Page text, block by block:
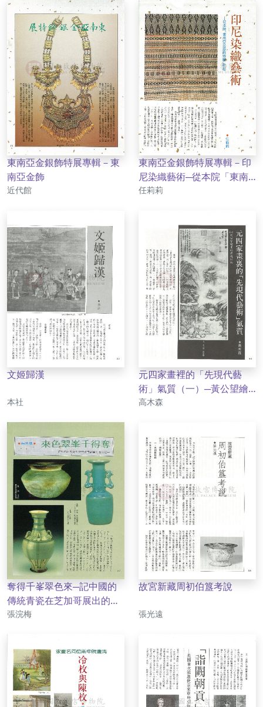
東南亞金銀飾特展專輯－東
南亞金飾
作者
近代館
東南亞金銀飾特展專輯－印
尼染織藝術─從本院「東南
亞金銀飾特展」說起
作者
任莉莉
文姬歸漢
作者
本社
元四家畫裡的「先現代藝
術」氣質（一）─黃公望繪
畫的建構傾向
作者
高木森
奪得千峯翠色來─記中國的
傳統青瓷在芝加哥展出的經
過
作者
張浣梅
故宮新藏周初伯簋考說
作者
張光遠